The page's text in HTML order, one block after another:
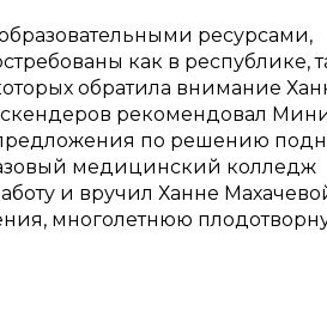
ресурсами,
как в республике,
обратила внимание
рекомендовал
по решению
медицинский колледж
и вручил Ханне
многолетнюю